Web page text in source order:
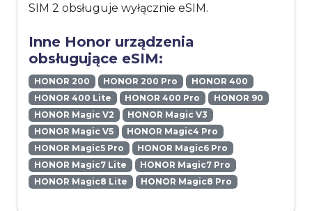
SIM 2 obsługuje wyłącznie eSIM.
Inne Honor urządzenia
obsługujące eSIM:
HONOR 200 HONOR 200 Pro
HONOR 400
HONOR 400 Lite
HONOR 400 Pro
HONOR 90
HONOR Magic V2
HONOR Magic V3
HONOR Magic V5
HONOR Magic4 Pro
HONOR Magic5 Pro
HONOR Magic6 Pro
HONOR Magic7 Lite
HONOR Magic7 Pro
HONOR Magic8 Lite
HONOR Magic8 Pro